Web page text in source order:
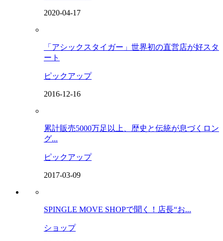
2020-04-17
「アシックスタイガー」世界初の直営店が好スタ
ート
ピックアップ
2016-12-16
累計販売5000万足以上、歴史と伝統が息づくロン
グ...
ピックアップ
2017-03-09
SPINGLE MOVE SHOPで聞く！店長“お...
ショップ